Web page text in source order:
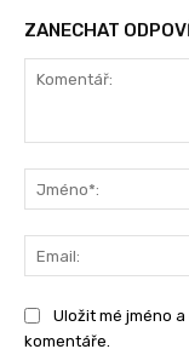
ZANECHAT
Uložit mé jméno
komentáře.